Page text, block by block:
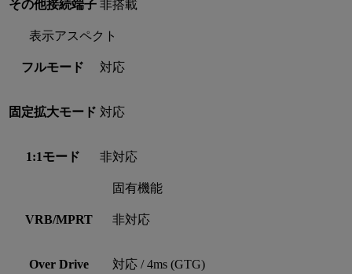
その他接続端子 非搭載
表示アスペクト
フルモード 対応
固定拡大モード 対応
1:1モード 非対応
固有機能
VRB/MPRT 非対応
Over Drive 対応 / 4ms (GTG)